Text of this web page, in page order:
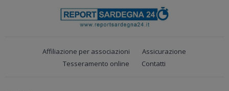
Affiliazione per associazioni
Assicurazione
Tesseramento online
Contatti